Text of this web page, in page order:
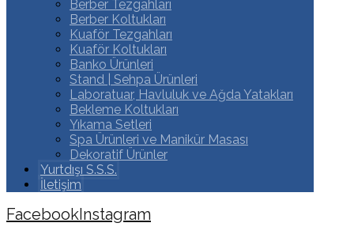
Berber Tezgahları
Berber Koltukları
Kuaför Tezgahları
Kuaför Koltukları
Banko Ürünleri
Stand | Sehpa Ürünleri
Laboratuar, Havluluk ve Ağda Yatakları
Bekleme Koltukları
Yıkama Setleri
Spa Ürünleri ve Manikür Masası
Dekoratif Ürünler
Yurtdışı S.S.S.
İletişim
FacebookInstagram